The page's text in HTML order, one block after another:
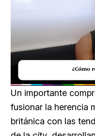
Unmute
Un importante
fusionar la herencia
británica con las